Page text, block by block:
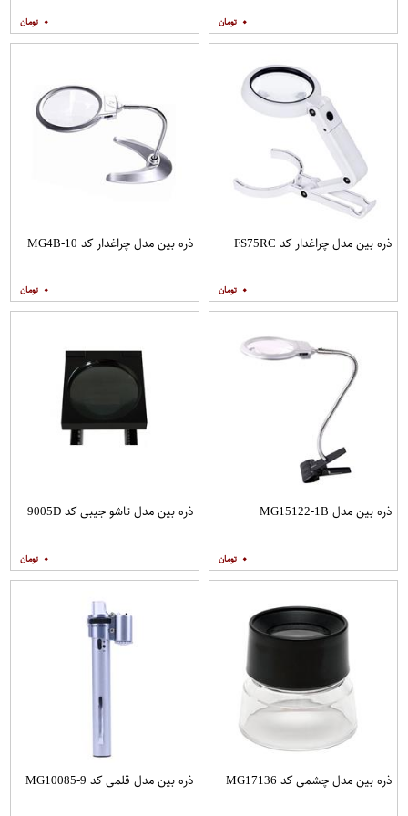
۰ ۰
ذره بین مدل چراغدار کد FS75RC
۰
ذره بین مدل چراغدار کد MG4B-10
۰
ذره بین مدل MG15122-1B
۰
ذره بین مدل تاشو جیبی کد 9005D
۰
ذره بین مدل چشمی کد MG17136 ذره بین مدل قلمی کد MG10085-9